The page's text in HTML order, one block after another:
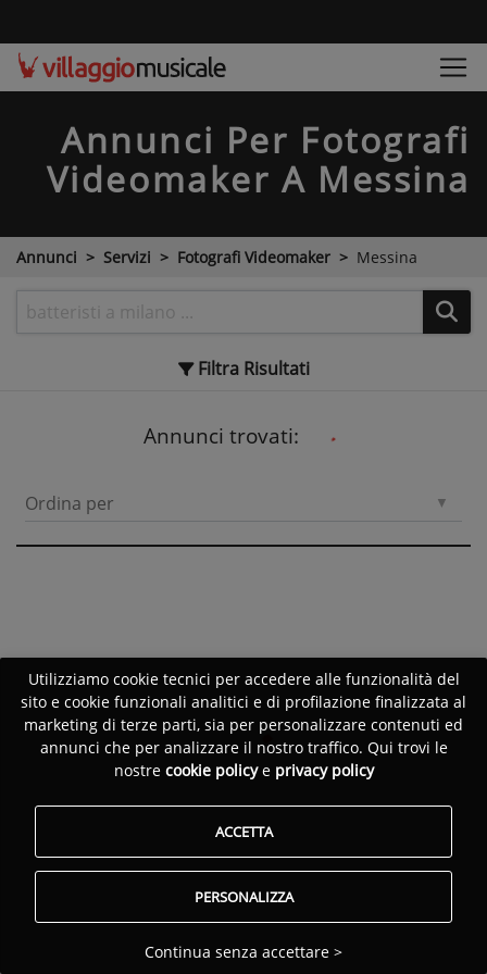
Annunci Per Fotografi
Videomaker A Messina
Annunci Servizi Fotografi Videomaker Messina
Filtra Risultati
Annunci trovati:
Ordina per
Utilizziamo cookie tecnici per accedere alle funzionalità del
sito e cookie funzionali analitici e di profilazione finalizzata al
marketing di terze parti, sia per personalizzare contenuti ed
annunci che per analizzare il nostro traffico. Qui trovi le
nostre cookie policye privacy policy
ACCETTA
PERSONALIZZA
Continua senza accettare >